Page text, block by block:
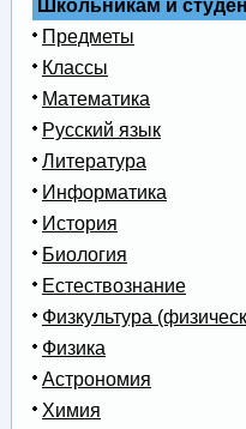
Школьникам и
Предметы
Классы
Математика
Русский язык
Литература
Информатика
История
Биология
Естествознание
Физкультура
Физика
Астрономия
Химия